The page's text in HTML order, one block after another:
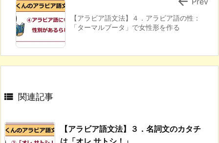
【アラビア語文法】４．アラビア語の性：
「ターマルブータ」で女性形を作る
 関連記事
【アラビア語文法】３．名詞文のカタチ